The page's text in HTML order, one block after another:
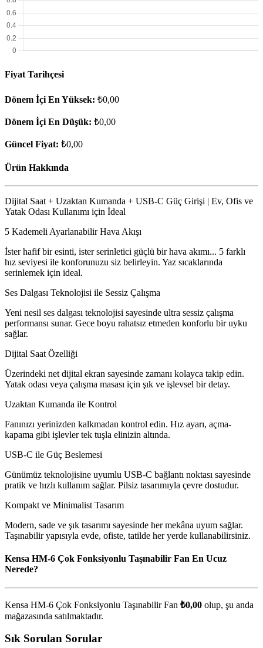
Fiyat Tarihçesi
Dönem İçi En Yüksek: ₺0,00
Dönem İçi En Düşük: ₺0,00
Güncel Fiyat: ₺0,00
Ürün Hakkında
Dijital Saat + Uzaktan Kumanda + USB-C Güç Girişi | Ev, Ofis ve
Yatak Odası Kullanımı için İdeal
5 Kademeli Ayarlanabilir Hava Akışı
İster hafif bir esinti, ister serinletici güçlü bir hava akımı... 5 farklı
hız seviyesi ile konforunuzu siz belirleyin. Yaz sıcaklarında
serinlemek için ideal.
Ses Dalgası Teknolojisi ile Sessiz Çalışma
Yeni nesil ses dalgası teknolojisi sayesinde ultra sessiz çalışma
performansı sunar. Gece boyu rahatsız etmeden konforlu bir uyku
sağlar.
Dijital Saat Özelliği
Üzerindeki net dijital ekran sayesinde zamanı kolayca takip edin.
Yatak odası veya çalışma masası için şık ve işlevsel bir detay.
Uzaktan Kumanda ile Kontrol
Fanınızı yerinizden kalkmadan kontrol edin. Hız ayarı, açma-
kapama gibi işlevler tek tuşla elinizin altında.
USB-C ile Güç Beslemesi
Günümüz teknolojisine uyumlu USB-C bağlantı noktası sayesinde
pratik ve hızlı kullanım sağlar. Pilsiz tasarımıyla çevre dostudur.
Kompakt ve Minimalist Tasarım
Modern, sade ve şık tasarımı sayesinde her mekâna uyum sağlar.
Taşınabilir yapısıyla evde, ofiste, tatilde her yerde kullanabilirsiniz.
Kensa HM-6 Çok Fonksiyonlu Taşınabilir Fan En Ucuz
Nerede?
Kensa HM-6 Çok Fonksiyonlu Taşınabilir Fan ₺0,00 olup, şu anda
mağazasında satılmaktadır.
Sık Sorulan Sorular